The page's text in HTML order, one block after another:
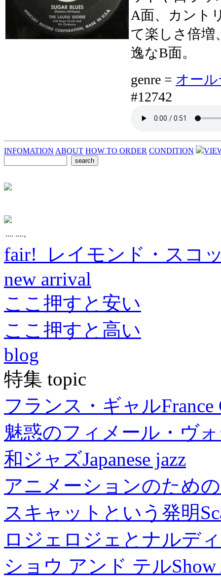
A面、カント
て楽しさ倍増
逸なB面。
genre = オー
#12742
INFOMATION ABOUT HOW TO ORDER CONDITION
.... ....。
fair! レイモンド・スコ
new arrival
ここ押すと安い
ここ押すと高い
blog
特集 topic
フランス・ギャルFrance
魅惑のフィメール・ヴ
和ジャズJapanese jazz
アニメーションのため
スキャットという発明
ロジェロジェとナルデ
ショウ アンド テル